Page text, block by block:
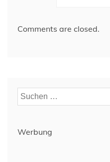
Comments are closed.
Suchen
nach:
Werbung